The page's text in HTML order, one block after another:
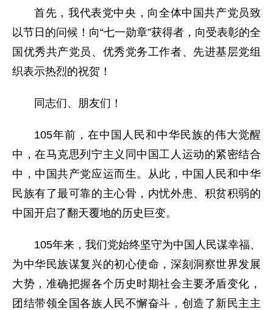
首先，我代表党中央，向全体中国共产党员致
以节日的问候！向“七一勋章”获得者，向受表彰的全
国优秀共产党员、优秀党务工作者、先进基层党组
织表示热烈的祝贺！
同志们、朋友们！
105年前，在中国人民和中华民族的伟大觉醒
中，在马克思列宁主义同中国工人运动的紧密结合
中，中国共产党应运而生。从此，中国人民和中华
民族有了最可靠的主心骨，内忧外患、积贫积弱的
中国开启了翻天覆地的历史巨变。
105年来，我们党始终坚守为中国人民谋幸福、
为中华民族谋复兴的初心使命，深刻洞察世界发展
大势，准确把握各个历史时期社会主要矛盾变化，
团结带领全国各族人民不懈奋斗，创造了新民主主